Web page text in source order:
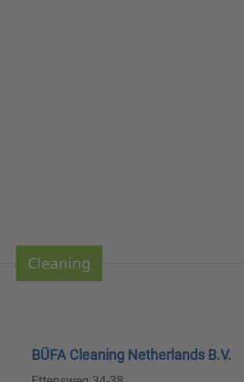
BÜFA Cleaning Netherlands B.V.